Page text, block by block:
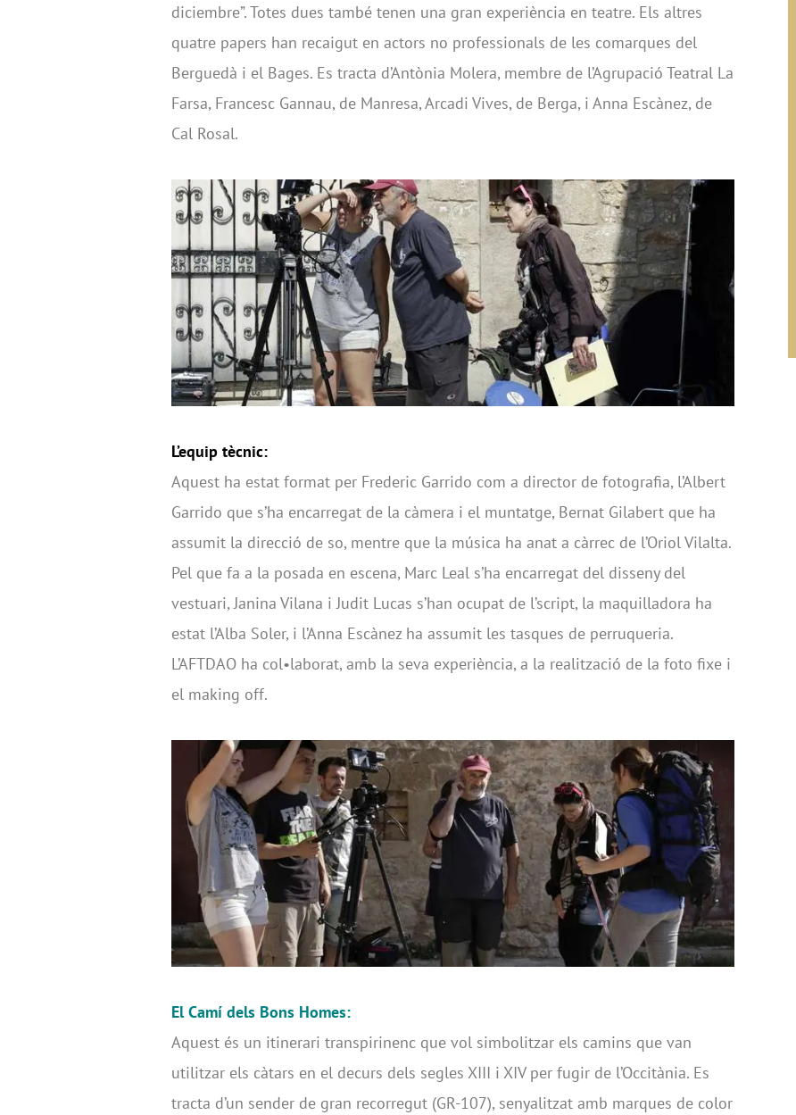
diciembre”. Totes dues també tenen una gran experiència en teatre. Els altres
quatre papers han recaigut en actors no professionals de les comarques del
Berguedà i el Bages. Es tracta d’Antònia Molera, membre de l’Agrupació Teatral La
Farsa, Francesc Gannau, de Manresa, Arcadi Vives, de Berga, i Anna Escànez, de
Cal Rosal.
L’equip tècnic:
Aquest ha estat format per Frederic Garrido com a director de fotografia, l’Albert
Garrido que s’ha encarregat de la càmera i el muntatge, Bernat Gilabert que ha
assumit la direcció de so, mentre que la música ha anat a càrrec de l’Oriol Vilalta.
Pel que fa a la posada en escena, Marc Leal s’ha encarregat del disseny del
vestuari, Janina Vilana i Judit Lucas s’han ocupat de l’script, la maquilladora ha
estat l’Alba Soler, i l’Anna Escànez ha assumit les tasques de perruqueria.
L’AFTDAO ha col•laborat, amb la seva experiència, a la realització de la foto fixe i
el making off.
El Camí dels Bons Homes:
Aquest és un itinerari transpirinenc que vol simbolitzar els camins que van
utilitzar els càtars en el decurs dels segles XIII i XIV per fugir de l’Occitània. Es
tracta d’un sender de gran recorregut (GR-107), senyalitzat amb marques de color